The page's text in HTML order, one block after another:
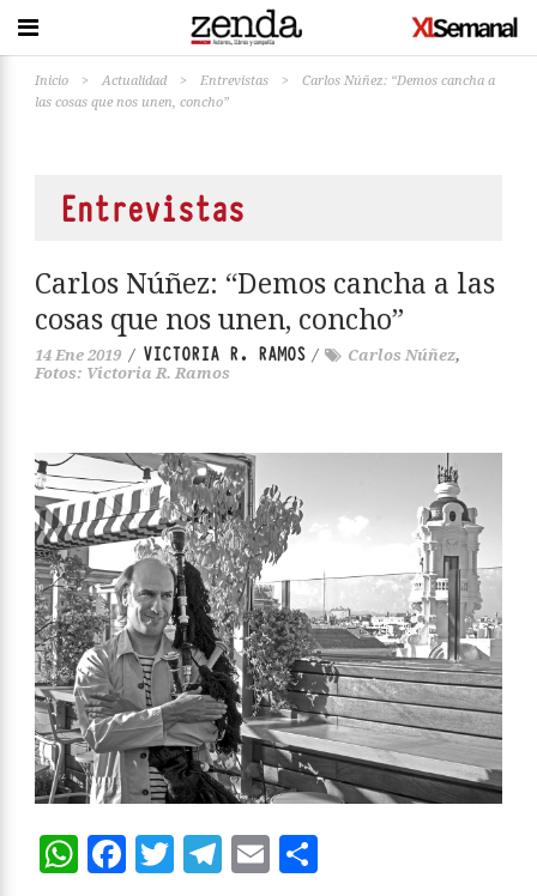
Inicio > Actualidad > Entrevistas >
Carlos Núñez: “Demos cancha a
las cosas que nos unen, concho”
Entrevistas
Carlos Núñez: “Demos cancha a las
cosas que nos unen, concho”
14 Ene 2019 / VICTORIA R. RAMOS / Carlos Núñez,
Fotos: Victoria R. Ramos
WhatsApp
Facebook
Twitter
Telegram
Email